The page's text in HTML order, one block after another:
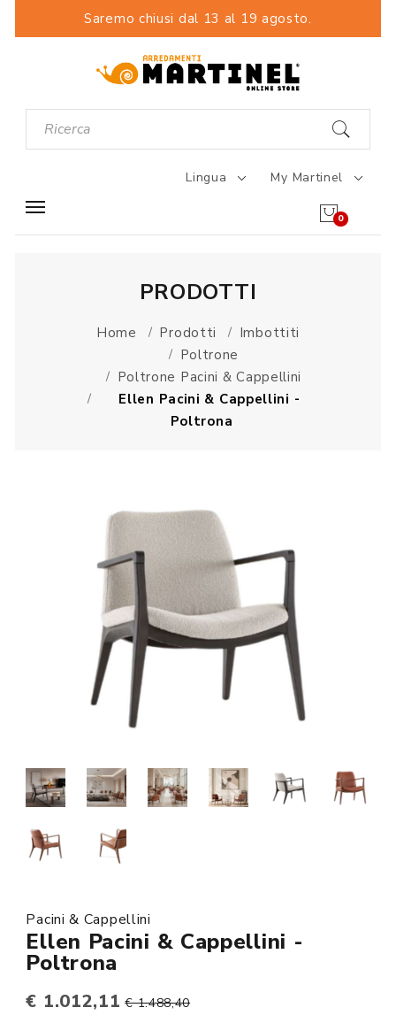
Saremo chiusi dal 13 al 19 agosto.
Lingua My Martinel
0
PRODOTTI
Home Prodotti
Imbottiti
Poltrone
Poltrone Pacini & Cappellini
Ellen Pacini & Cappellini -
Poltrona
Pacini & Cappellini
Ellen Pacini & Cappellini -
Poltrona
€ 1.012,11 € 1.488,40